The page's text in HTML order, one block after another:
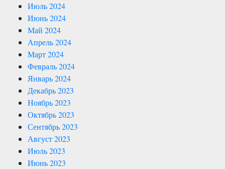
Июль 2024
Июнь 2024
Май 2024
Апрель 2024
Март 2024
Февраль 2024
Январь 2024
Декабрь 2023
Ноябрь 2023
Октябрь 2023
Сентябрь 2023
Август 2023
Июль 2023
Июнь 2023